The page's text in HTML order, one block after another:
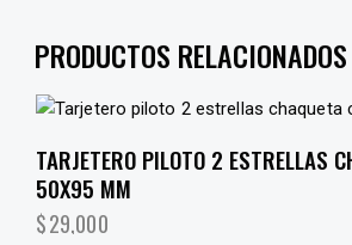
PRODUCTOS RELACIONADOS
TARJETERO PILOTO 2 ESTRELLAS
50X95 MM
$29,000